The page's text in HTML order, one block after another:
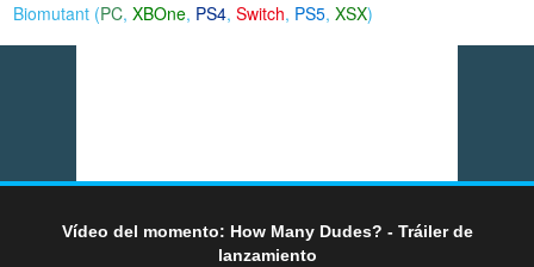
Biomutant (PC,XBOne, PS4,Switch, PS5,XSX)
Vídeo del momento: How Many Dudes? - Tráiler de
lanzamiento